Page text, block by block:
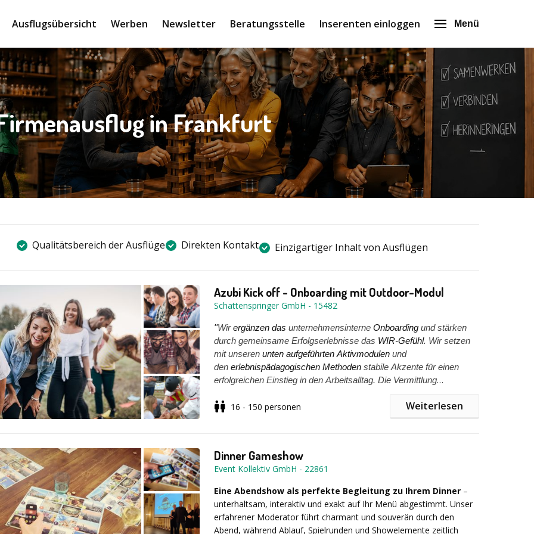
Ausflugsübersicht Werben Newsletter Beratungsstelle Inserenten einloggen Menü
in Frankfurt
Qualitätsbereich der Ausflüge Direkten Kontakt Einzigartiger Inhalt von Ausflügen
Azubi Kick off - Onboarding mit Outdoor-Modul
Schattenspringer GmbH - 15482
''Wirergänzen das unternehmensinterne Onboarding und stärken
durch gemeinsame Erfolgserlebnisse das WIR-Gefühl. Wir setzen
mit unseren unten aufgeführten Aktivmodulen und
den erlebnispädagogischen Methoden stabile Akzente für einen
erfolgreichen Einstieg in den Arbeitsalltag. Die Vermittlung
Unternehmenskultur helfen beim Ankommen in der Ausbildung.''
Seit 25 Jahrenbegleiten wir die Ausbildung bei großen
junge Zielgruppe zugeschnitte Trainings möglich macht. das
besondere an unseren Veranstaltungen sind die Outdoormodule, die
mit viel Spaß und Action die Azubis als Gruppe zusammenwachsen
lassen, Stärken erlebbar machen und altersgerecht Softskills schulen.
Unser Kick-offbietet einen tollen Einstieg in die Arbeitswelt.
Selbstständigkeit und Verantwortung übernehmen und im
Unternehmen ankommen - das sind die Themen beim Kick-off. Das
16 - 150 personen Weiterlesen
Dinner Gameshow
Event Kollektiv GmbH - 22861
Eine Abendshow als perfekte Begleitung zu Ihrem Dinner –
unterhaltsam, interaktiv und exakt auf Ihr Menü abgestimmt. Unser
erfahrener Moderator führt charmant und souverän durch den
Abend, während Ablauf, Spielrunden und Showelemente zeitlich